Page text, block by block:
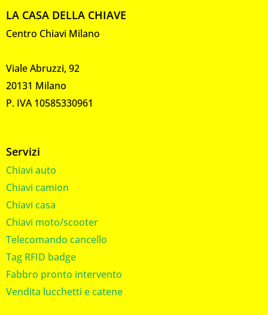
LA CASA DELLA CHIAVE
Centro Chiavi Milano
Viale Abruzzi, 92
20131 Milano
P. IVA 10585330961
Servizi
Chiavi auto
Chiavi camion
Chiavi casa
Chiavi moto/scooter
Telecomando cancello
Tag RFID badge
Fabbro pronto intervento
Vendita lucchetti e catene